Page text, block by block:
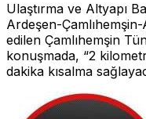
Ulaştırma ve Altyapı
Ardeşen-
edilen Çamlıhemşin
konuşmada, “2
dakika kısalma